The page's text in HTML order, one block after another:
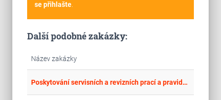
se přihlašte.
Další podobné zakázky:
Název zakázky
Poskytování servisních a revizních prací a pravidelný servis a údržba na instalovaném systému CCTV v rámci MKDS Ústí nad Labem pro období 2026-2030